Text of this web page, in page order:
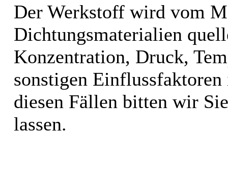
Der Werkstoff wird vom
Dichtungsmaterialien
Konzentration, Druck,
sonstigen
diesen Fällen bitten wir
lassen.